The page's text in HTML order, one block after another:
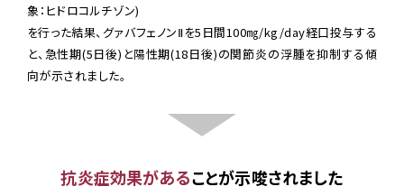
象：ヒドロコルチゾン)
を行った結果、グァバフェノンⅡを5日間100㎎/kg/day経口投与する
と、急性期(5日後)と陽性期(18日後)の関節炎の浮腫を抑制する傾
向が示されました。
抗炎症効果があることが示唆されました